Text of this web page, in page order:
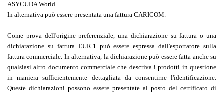
ASYCUDA World.
In alternativa può essere presentata una fattura CARICOM.
Come prova dell'origine preferenziale, una dichiarazione su fattura o una
dichiarazione su fattura EUR.1 può essere espressa dall'esportatore sulla
fattura commerciale. In alternativa, la dichiarazione può essere fatta anche su
qualsiasi altro documento commerciale che descriva i prodotti in questione
in maniera sufficientemente dettagliata da consentirne l'identificazione.
Queste dichiarazioni possono essere presentate al posto del certificato di